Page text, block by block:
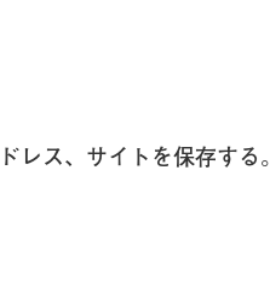
ス、サイトを保存する。